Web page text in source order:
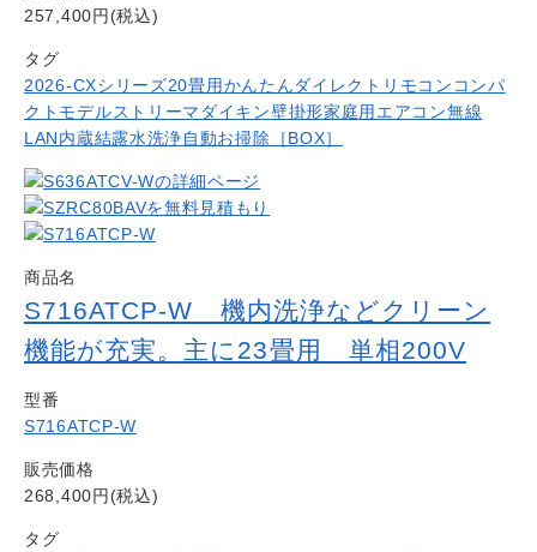
257,400円(税込)
タグ
2026-CXシリーズ20畳用かんたんダイレクトリモコン コンパ
クトモデルストリーマ ダイキン壁掛形家庭用エアコン無線
LAN内蔵結露水洗浄自動お掃除［BOX］
商品名
S716ATCP-W 機内洗浄などクリーン
機能が充実。主に23畳用 単相200V
型番
S716ATCP-W
販売価格
268,400円(税込)
タグ